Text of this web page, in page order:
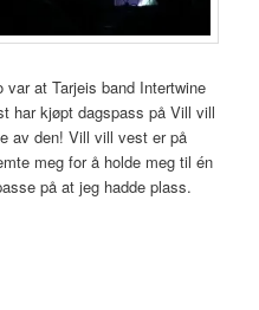
at Tarjeis band Intertwine
har kjøpt dagspass på Vill vill
av den! Vill vill vest er på
meg for å holde meg til én
på at jeg hadde plass.